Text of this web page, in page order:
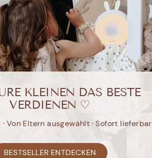
SOMMER ENTDECKEN
KLEINEN DAS BESTE
VERDIENEN ♡
Von Eltern ausgewählt · Sofort lieferbar
BESTSELLER ENTDECKEN